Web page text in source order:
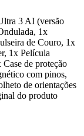
3 AI (versão
1x
de Couro, 1x
1x Película
de proteção
com pinos,
de orientações
do produto